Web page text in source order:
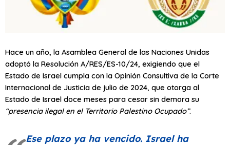
Hace un año, la Asamblea General de las Naciones Unidas
adoptó la Resolución A/RES/ES-10/24, exigiendo que el
Estado de Israel cumpla con la Opinión Consultiva de la Corte
Internacional de Justicia de julio de 2024, que otorga al
Estado de Israel doce meses para cesar sin demora su
“presencia ilegal en el Territorio Palestino Ocupado”.
Ese plazo ya ha vencido. Israel ha